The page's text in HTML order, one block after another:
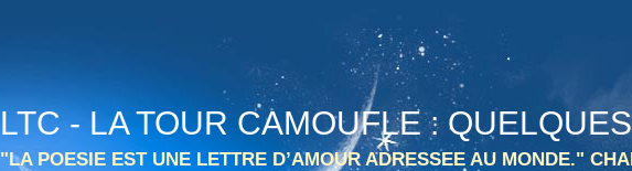
LTC - LA TOUR CAMOUFLE :
"LA POESIE EST UNE LETTRE D’AMOUR ADRESSEE AU MONDE."